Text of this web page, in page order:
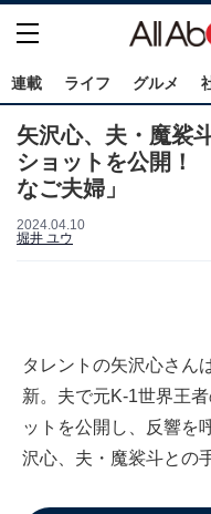
連載 ライフ グルメ
矢沢心、夫・魔裟
ショットを公開！
なご夫婦」
2024.04.10
堀井 ユウ
タレントの矢沢心さん
新。夫で元K-1世界王
ットを公開し、反響を
沢心、夫・魔裟斗との